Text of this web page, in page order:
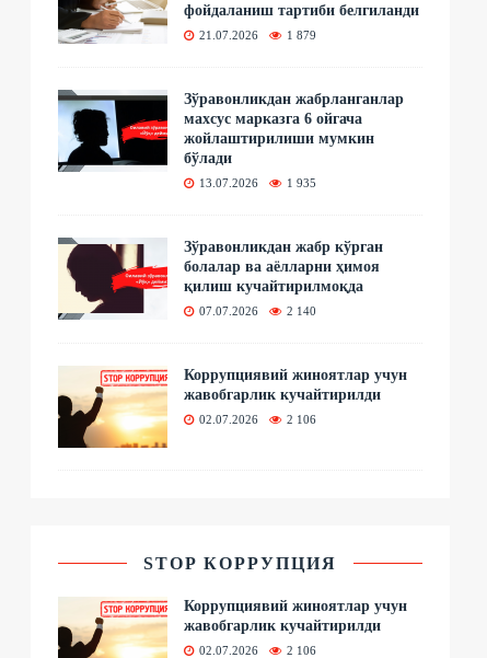
фойдаланиш тартиби белгиланди
21.07.2026 1 879
Зўравонликдан жабрланганлар
махсус марказга 6 ойгача
жойлаштирилиши мумкин
бўлади
13.07.2026 1 935
Зўравонликдан жабр кўрган
болалар ва аёлларни ҳимоя
қилиш кучайтирилмоқда
07.07.2026 2 140
Коррупциявий жиноятлар учун
жавобгарлик кучайтирилди
02.07.2026 2 106
STOP КОРРУПЦИЯ
Коррупциявий жиноятлар учун
жавобгарлик кучайтирилди
02.07.2026 2 106